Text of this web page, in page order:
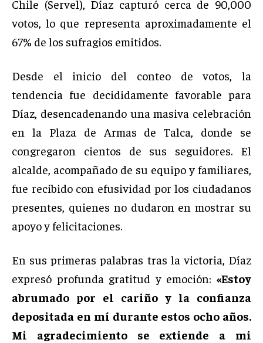
Chile (Servel), Díaz capturó cerca de 90,000
votos, lo que representa aproximadamente el
67% de los sufragios emitidos.
Desde el inicio del conteo de votos, la
tendencia fue decididamente favorable para
Díaz, desencadenando una masiva celebración
en la Plaza de Armas de Talca, donde se
congregaron cientos de sus seguidores. El
alcalde, acompañado de su equipo y familiares,
fue recibido con efusividad por los ciudadanos
presentes, quienes no dudaron en mostrar su
apoyo y felicitaciones.
En sus primeras palabras tras la victoria, Díaz
expresó profunda gratitud y emoción: «Estoy
abrumado por el cariño y la confianza
depositada en mí durante estos ocho años.
Mi agradecimiento se extiende a mi